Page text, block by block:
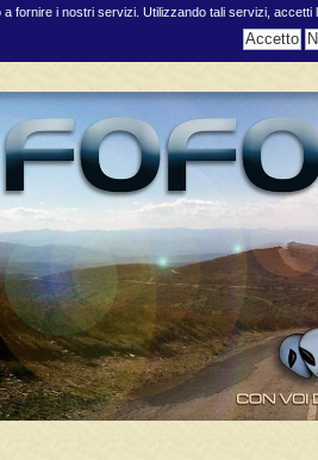
a fornire i nostri servizi. Utilizzando tali servizi,